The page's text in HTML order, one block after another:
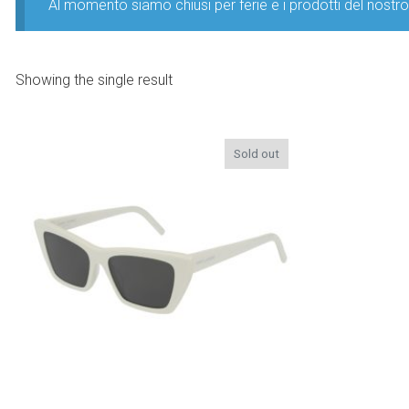
Al momento siamo chiusi per ferie e i prodotti del
Showing the single result
Sold out